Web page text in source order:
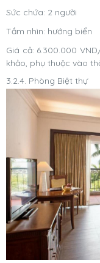
Sức chứa: 2 người
Tầm nhìn: hướng biển
Giá cả: 6.300.000
khảo, phụ thuộc vào
3.2.4. Phòng Biệt thự